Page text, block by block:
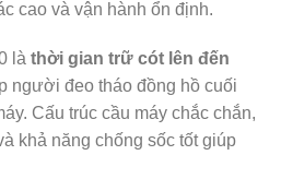
cao và vận hành ổn định.
là thời gian trữ cót lên đến
người đeo tháo đồng hồ cuối
Cấu trúc cầu máy chắc chắn,
khả năng chống sốc tốt giúp